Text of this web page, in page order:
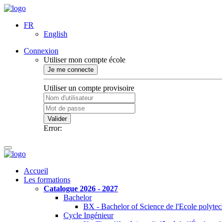
FR
English
Connexion
Utiliser mon compte école
Je me connecte
Utiliser un compte provisoire
Valider
Error:
Accueil
Les formations
Catalogue 2026 - 2027
Bachelor
BX - Bachelor of Science de l'Ecole
Cycle Ingénieur